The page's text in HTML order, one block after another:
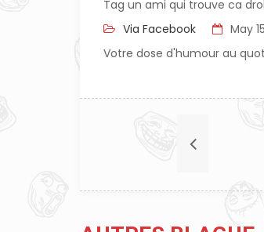
Tag un ami qui trouve ca
Via Facebook
May
Votre dose d'humour au